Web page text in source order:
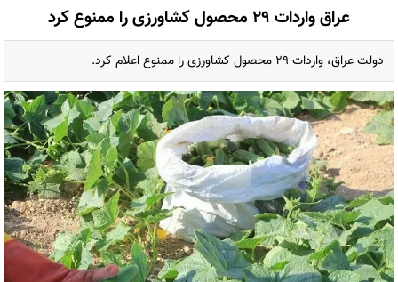
عراق واردات ۲۹ محصول کشاورزی را ممنوع کرد
دولت عراق، واردات ۲۹ محصول کشاورزی را ممنوع اعلام کرد.